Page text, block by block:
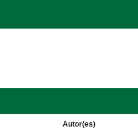
Autor(es)